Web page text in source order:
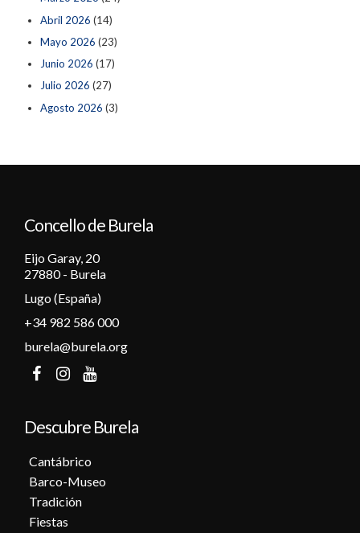
Abril 2026 (14)
Mayo 2026 (23)
Junio 2026 (17)
Julio 2026 (27)
Agosto 2026 (3)
Concello de Burela
Eijo Garay, 20
27880 - Burela
Lugo (España)
+34 982 586 000
burela@burela.org
Descubre Burela
Cantábrico
Barco-Museo
Tradición
Fiestas